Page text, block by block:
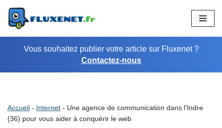
Aller
au
contenuVous souhaitez publier votre article sur Fluxenet ?
Contactez-nous
Accueil - Internet - Une agence de communication dans l’Indre
(36) pour vous aider à conquérir le web